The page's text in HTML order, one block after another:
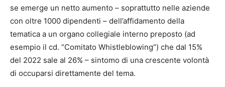
se emerge un netto aumento – soprattutto nelle aziende
con oltre 1000 dipendenti – dell’affidamento della
tematica a un organo collegiale interno preposto (ad
esempio il cd. “Comitato Whistleblowing”) che dal 15%
del 2022 sale al 26% – sintomo di una crescente volontà
di occuparsi direttamente del tema.